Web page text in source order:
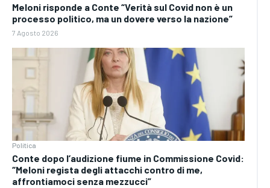
Meloni risponde a Conte “Verità sul Covid non è un
processo politico, ma un dovere verso la nazione”
7 Agosto 2026
Politica
Conte dopo l’audizione fiume in Commissione Covid:
“Meloni regista degli attacchi contro di me,
affrontiamoci senza mezzucci”